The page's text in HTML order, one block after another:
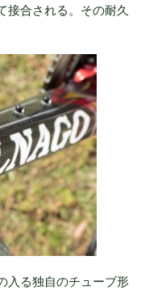
接合される。その耐久
入る独自のチューブ形